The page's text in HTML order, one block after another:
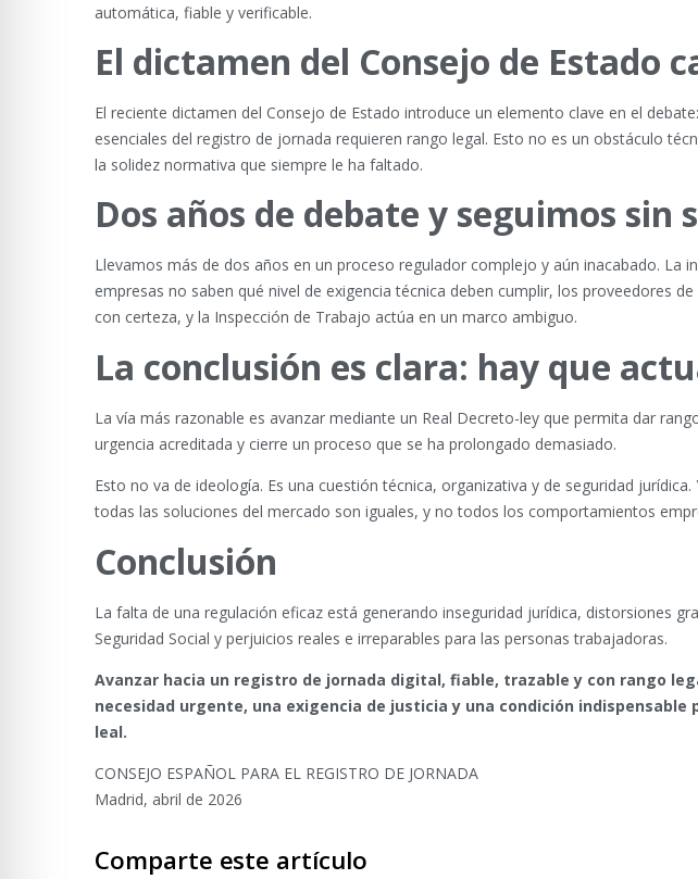
automática, fiable y verificable.
El dictamen del Consejo de Estado
El reciente dictamen del Consejo de Estado introduce un elemento clave en el
esenciales del registro de jornada requieren rango legal. Esto no es un obstáculo
la solidez normativa que siempre le ha faltado.
Dos años de debate y seguimos sin
Llevamos más de dos años en un proceso regulador complejo y aún inacabado. La
empresas no saben qué nivel de exigencia técnica deben cumplir, los proveedores
con certeza, y la Inspección de Trabajo actúa en un marco ambiguo.
La conclusión es clara: hay que
La vía más razonable es avanzar mediante un Real Decreto-ley que permita dar
urgencia acreditada y cierre un proceso que se ha prolongado demasiado.
Esto no va de ideología. Es una cuestión técnica, organizativa y de seguridad
todas las soluciones del mercado son iguales, y no todos los comportamientos
Conclusión
La falta de una regulación eficaz está generando inseguridad jurídica, distorsiones
Seguridad Social y perjuicios reales e irreparables para las personas trabajadoras.
Avanzar hacia un registro de jornada digital, fiable, trazable y con rango
necesidad urgente, una exigencia de justicia y una condición
leal.
CONSEJO ESPAÑOL PARA EL REGISTRO DE JORNADA
Madrid, abril de 2026
Comparte este artículo